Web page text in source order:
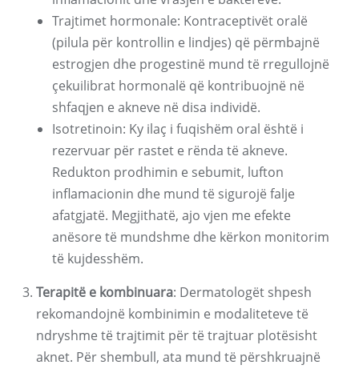
Trajtimet hormonale: Kontraceptivët oralë
(pilula për kontrollin e lindjes) që përmbajnë
estrogjen dhe progestinë mund të rregullojnë
çekuilibrat hormonalë që kontribuojnë në
shfaqjen e akneve në disa individë.
Isotretinoin: Ky ilaç i fuqishëm oral është i
rezervuar për rastet e rënda të akneve.
Redukton prodhimin e sebumit, lufton
inflamacionin dhe mund të sigurojë falje
afatgjatë. Megjithatë, ajo vjen me efekte
anësore të mundshme dhe kërkon monitorim
të kujdesshëm.
Terapitë e kombinuara: Dermatologët shpesh
rekomandojnë kombinimin e modaliteteve të
ndryshme të trajtimit për të trajtuar plotësisht
aknet. Për shembull, ata mund të përshkruajnë